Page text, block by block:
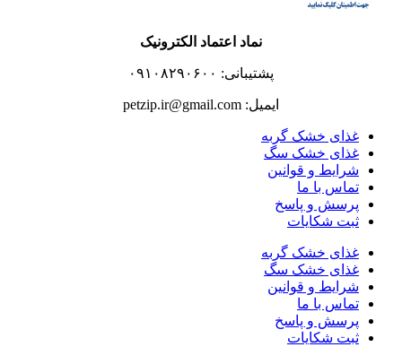
نماد اعتماد الکترونیک
پشتیبانی: ۰۹۱۰۸۲۹۰۶۰۰
ایمیل: petzip.ir@gmail.com
غذای خشک گربه
غذای خشک سگ
شرایط و قوانین
تماس با ما
پرسش و پاسخ
ثبت شکایات
غذای خشک گربه
غذای خشک سگ
شرایط و قوانین
تماس با ما
پرسش و پاسخ
ثبت شکایات